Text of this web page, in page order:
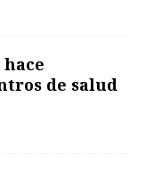
de salud